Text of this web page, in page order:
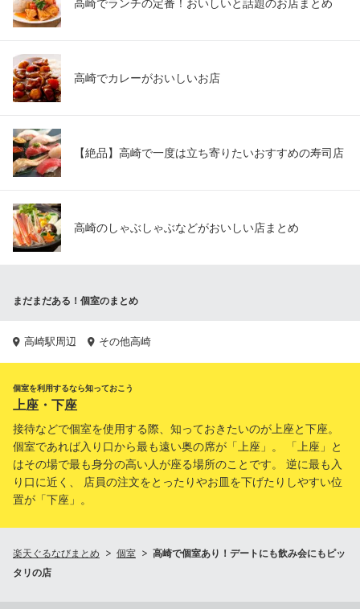
高崎でランチの定番！おいしいと話題のお店まとめ
高崎でカレーがおいしいお店
【絶品】高崎で一度は立ち寄りたいおすすめの寿司店
高崎のしゃぶしゃぶなどがおいしい店まとめ
まだまだある！個室のまとめ
高崎駅周辺 その他高崎
個室を利用するなら知っておこう
上座・下座
接待などで個室を使用する際、知っておきたいのが上座と下座。
個室であれば入り口から最も遠い奥の席が「上座」。 「上座」と
はその場で最も身分の高い人が座る場所のことです。 逆に最も入
り口に近く、 店員の注文をとったりやお皿を下げたりしやすい位
置が「下座」。
楽天ぐるなびまとめ 個室
高崎で個室あり！デートにも飲み会にもピッ
タリの店